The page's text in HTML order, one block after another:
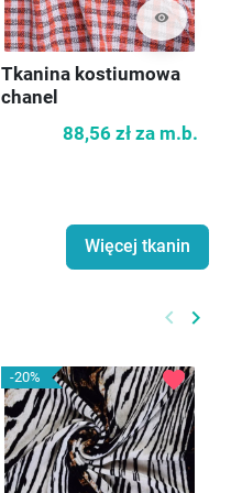
visibility
Tkanina kostiumowa
chanel
88,56 zł za m.b.
Więcej tkanin
keyboard_arrow_left keyboard_arrow_right
-20% favorite